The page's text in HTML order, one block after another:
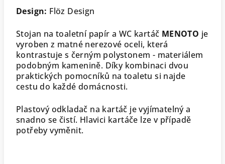
Design: Flöz Design
Stojan na toaletní papír a WC kartáč MENOTO je
vyroben z matné nerezové oceli, která
kontrastuje s černým polystonem - materiálem
podobným kamenině. Díky kombinaci dvou
praktických pomocníků na toaletu si najde
cestu do každé domácnosti.
Plastový odkladač na kartáč je vyjímatelný a
snadno se čistí. Hlavici kartáče lze v případě
potřeby vyměnit.